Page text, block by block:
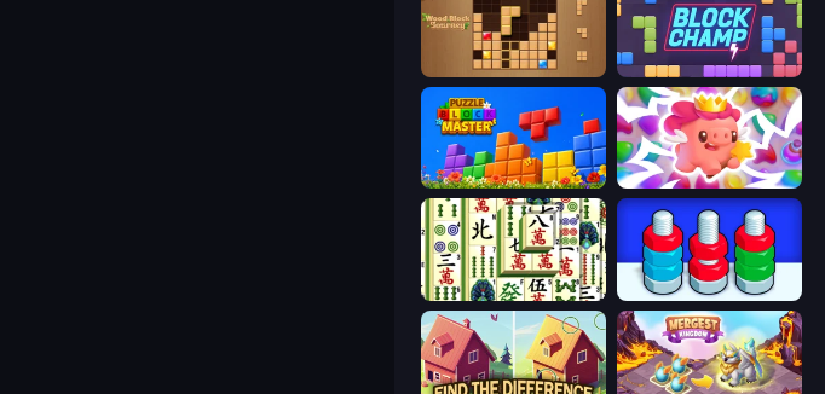
Wood Block Journey Block Champ
Puzzle Block Master Match Arena
Mahjong Shanghai